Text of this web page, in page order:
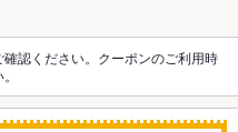
認ください。クーポンのご利用時